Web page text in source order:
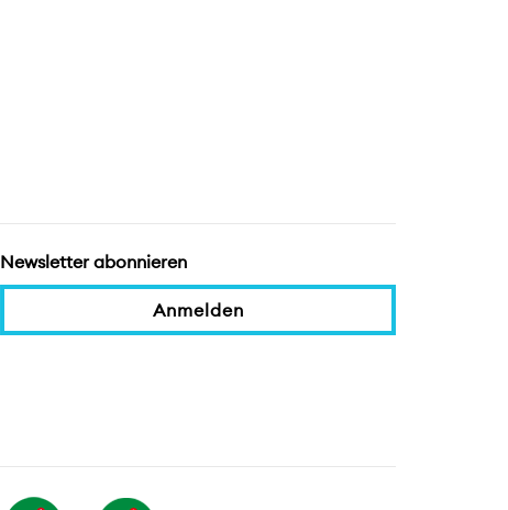
Newsletter abonnieren
Anmelden